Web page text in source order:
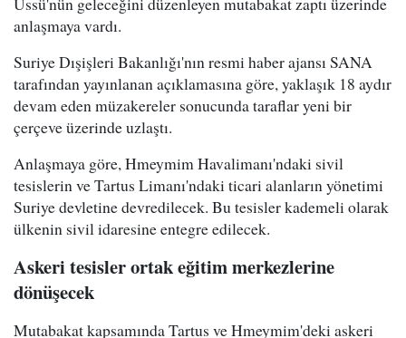
anlaşmaya vardı.
Suriye Dışişleri Bakanlığı'nın resmi haber ajansı SANA
tarafından yayınlanan açıklamasına göre, yaklaşık 18 aydır
devam eden müzakereler sonucunda taraflar yeni bir
çerçeve üzerinde uzlaştı.
Anlaşmaya göre, Hmeymim Havalimanı'ndaki sivil
tesislerin ve Tartus Limanı'ndaki ticari alanların yönetimi
Suriye devletine devredilecek. Bu tesisler kademeli olarak
ülkenin sivil idaresine entegre edilecek.
Askeri tesisler ortak eğitim merkezlerine
dönüşecek
Mutabakat kapsamında Tartus ve Hmeymim'deki askeri